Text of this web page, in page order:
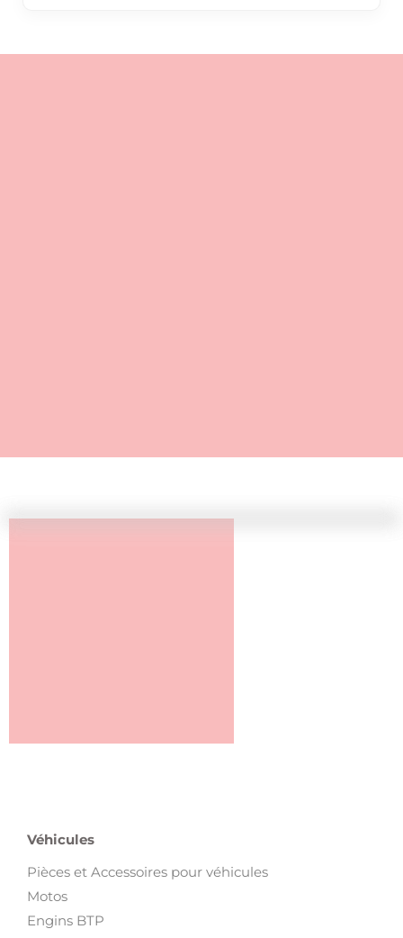
Véhicules
Pièces et Accessoires pour véhicules
Motos
Engins BTP